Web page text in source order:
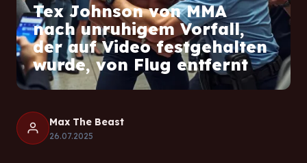
Tex Johnson von MMA
nach unruhigem Vorfall,
der auf Video festgehalten
wurde, von Flug entfernt
Max The Beast
26.07.2025